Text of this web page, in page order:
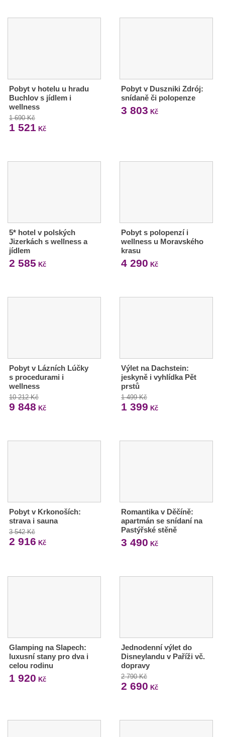
Pobyt v hotelu u hradu
Buchlov s jídlem i
wellness
1 690 Kč
1 521 Kč
Pobyt v Duszniki Zdrój:
snídaně či polopenze
3 803 Kč
5* hotel v polských
Jizerkách s wellness a
jídlem
2 585 Kč
Pobyt s polopenzí i
wellness u Moravského
krasu
4 290 Kč
Pobyt v Lázních Lúčky
s procedurami i
wellness
10 212 Kč
9 848 Kč
Výlet na Dachstein:
jeskyně i vyhlídka Pět
prstů
1 499 Kč
1 399 Kč
Pobyt v Krkonoších:
strava i sauna
3 542 Kč
2 916 Kč
Romantika v Děčíně:
apartmán se snídaní na
Pastýřské stěně
3 490 Kč
Glamping na Slapech:
luxusní stany pro dva i
celou rodinu
1 920 Kč
Jednodenní výlet do
Disneylandu v Paříži vč.
dopravy
2 790 Kč
2 690 Kč